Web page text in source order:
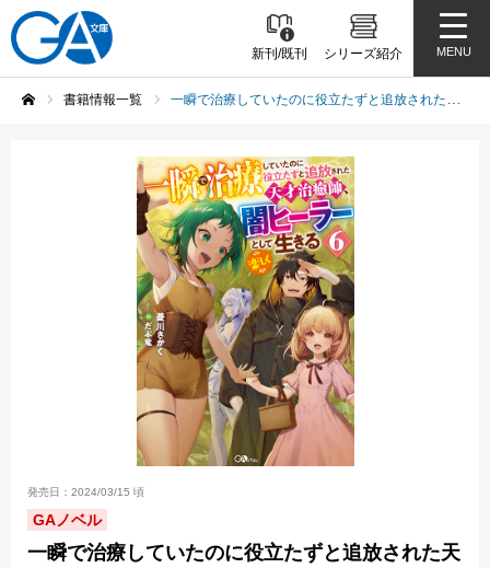
新刊/既刊 シリーズ紹介 MENU
書籍情報一覧 一瞬で治療していたのに役立たずと追放された天才治癒師、闇ヒーラーとして楽しく生きる6
発売日：2024/03/15 頃
GAノベル
一瞬で治療していたのに役立たずと追放された天